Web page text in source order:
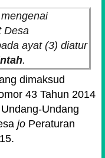
Desa
ayat (3) diatur
.
dimaksud
43 Tahun 2014
Undang
jo Peraturan